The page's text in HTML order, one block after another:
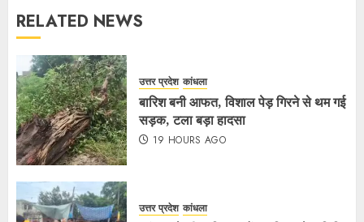
RELATED NEWS
उत्तर प्रदेश कांधला
बारिश बनी आफत, विशाल पेड़ गिरने से थम गई
सड़क, टला बड़ा हादसा
19 HOURS AGO
उत्तर प्रदेश कांधला